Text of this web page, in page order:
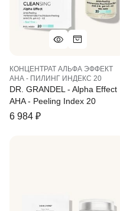
КОНЦЕНТРАТ АЛЬФА ЭФФЕКТ
АНА - ПИЛИНГ ИНДЕКС 20
DR. GRANDEL - Alpha Effect
AHA - Peeling Index 20
6 984 ₽